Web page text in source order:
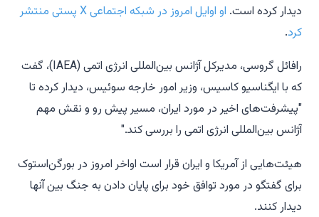
دیدار کرده است.
او اوایل امروز در شبکه اجتماعی X پستی منتشر
کرد.
رافائل گروسی، مدیرکل آژانس بین‌المللی انرژی اتمی (IAEA)، گفت
که با ایگناسیو کاسیس، وزیر امور خارجه سوئیس، دیدار کرده تا
"پیشرفت‌های اخیر در مورد ایران، مسیر پیش رو و نقش مهم
آژانس بین‌المللی انرژی اتمی را بررسی کند."
هیئت‌هایی از آمریکا و ایران قرار است اواخر امروز در بورگن‌استوک
برای گفتگو در مورد توافق خود برای پایان دادن به جنگ بین آنها
دیدار کنند.